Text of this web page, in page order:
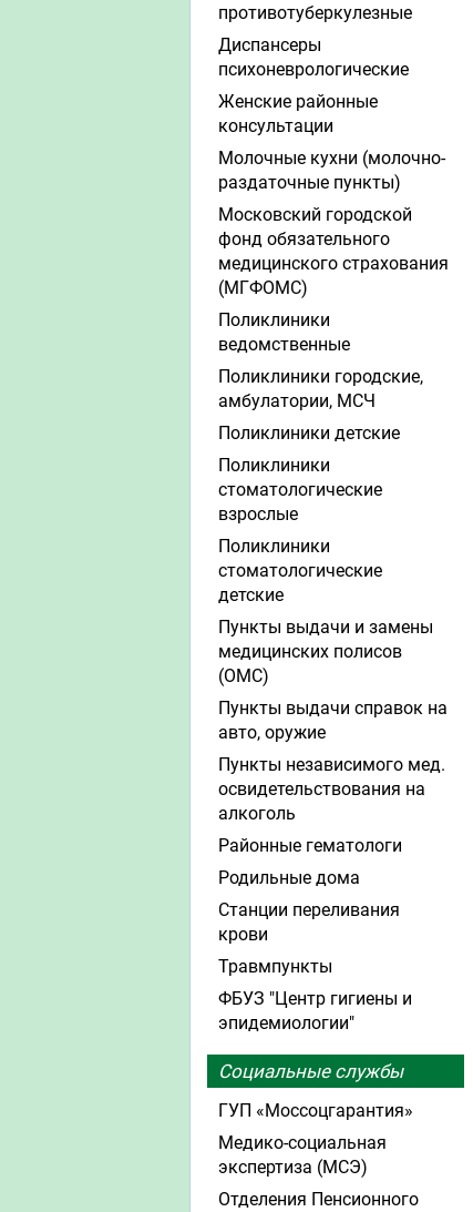
противотуберкулезные
Диспансеры
психоневрологические
Женские районные
консультации
Молочные кухни (молочно-
раздаточные пункты)
Московский городской
фонд обязательного
медицинского страхования
(МГФОМС)
Поликлиники
ведомственные
Поликлиники городские,
амбулатории, МСЧ
Поликлиники детские
Поликлиники
стоматологические
взрослые
Поликлиники
стоматологические
детские
Пункты выдачи и замены
медицинских полисов
(ОМС)
Пункты выдачи справок на
авто, оружие
Пункты независимого мед.
освидетельствования на
алкоголь
Районные гематологи
Родильные дома
Станции переливания
крови
Травмпункты
ФБУЗ "Центр гигиены и
эпидемиологии"
Социальные службы
ГУП «Моссоцгарантия»
Медико-социальная
экспертиза (МСЭ)
Отделения Пенсионного